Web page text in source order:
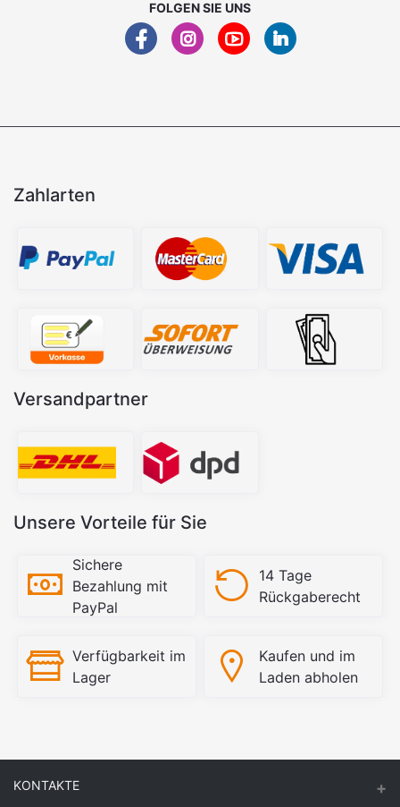
FOLGEN SIE UNS
Zahlarten
Versandpartner
Unsere Vorteile für Sie
Sichere
Bezahlung mit
PayPal
14 Tage
Rückgaberecht
Verfügbarkeit im
Lager
Kaufen und im
Laden abholen
KONTAKTE